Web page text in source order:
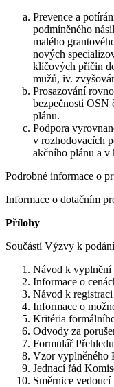
Prevence a
podmíněného
malého
nových
klíčových příčin
mužů, iv.
Prosazování
bezpečnosti OSN
plánu.
Podpora
v rozhodovacích
akčního plánu a v
Podrobné informace o
Informace o dotačním
Přílohy
Součástí Výzvy k
Návod k vyplnění
Informace o
Návod k
Informace o
Kritéria
Odvody za
Formulář
Vzor vyplněného
Jednací řád
Směrnice